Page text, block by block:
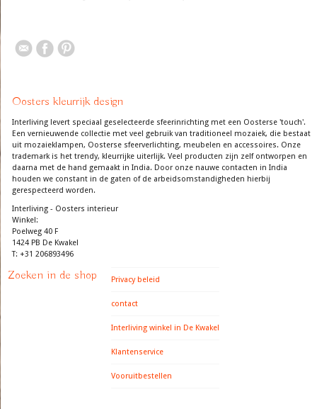
Oosters kleurrijk design
Interliving levert speciaal geselecteerde sfeerinrichting met een Oosterse 'touch'.
Een vernieuwende collectie met veel gebruik van traditioneel mozaiek, die bestaat
uit mozaieklampen, Oosterse sfeerverlichting, meubelen en accessoires. Onze
trademark is het trendy, kleurrijke uiterlijk. Veel producten zijn zelf ontworpen en
daarna met de hand gemaakt in India. Door onze nauwe contacten in India
houden we constant in de gaten of de arbeidsomstandigheden hierbij
gerespecteerd worden.
Interliving - Oosters interieur
Winkel:
Poelweg 40 F
1424 PB De Kwakel
T: +31 206893496
Zoeken in de shop Privacy beleid
contact
Interliving winkel in De Kwakel
Klantenservice
Vooruitbestellen